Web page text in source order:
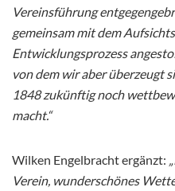
Vereinsführung
gemeinsam mit dem
Entwicklungsprozess
von dem wir aber überzeugt
1848 zukünftig noch
macht.“
Wilken Engelbracht ergänzt:
Verein, wunderschönes